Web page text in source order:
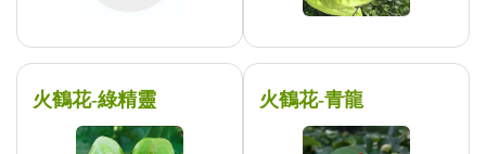
火鶴花-綠精靈 火鶴花-青龍